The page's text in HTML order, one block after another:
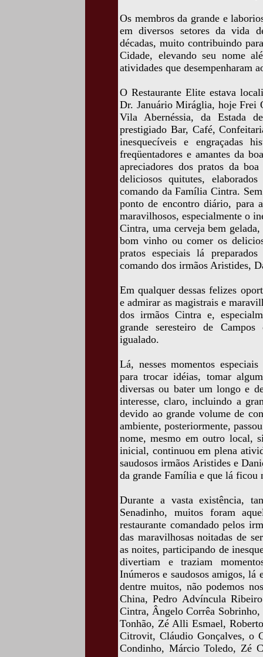
Os membros da grande e
em diversos setores da vida
décadas, muito contribuindo
Cidade, elevando seu nome
atividades que desempenharam
O Restaurante Elite estava
Dr. Januário Miráglia, hoje Frei
Vila Abernéssia, da Estada
prestigiado Bar, Café,
inesquecíveis e engraçadas
freqüentadores e amantes da
apreciadores dos pratos da
deliciosos quitutes,
comando da Família Cintra.
ponto de encontro diário, para
maravilhosos, especialmente o
Cintra, uma cerveja bem
bom vinho ou comer os
pratos especiais lá
comando dos irmãos Aristides,
Em qualquer dessas felizes
e admirar as magistrais e
dos irmãos Cintra e,
grande seresteiro de
igualado.
Lá, nesses momentos
para trocar idéias, tomar
diversas ou bater um longo e
interesse, claro, incluindo a
devido ao grande volume de
ambiente, posteriormente,
nome, mesmo em outro local,
inicial, continuou em plena
saudosos irmãos Aristides e
da grande Família e que lá ficou
Durante a vasta existência,
Senadinho, muitos foram
restaurante comandado pelos
das maravilhosas noitadas de
as noites, participando de
divertiam e traziam
Inúmeros e saudosos amigos, lá
dentre muitos, não podemos
China, Pedro Advíncula
Cintra, Ângelo Corrêa
Tonhão, Zé Alli Esmael,
Citrovit, Cláudio Gonçalves, o
Condinho, Márcio Toledo, Zé